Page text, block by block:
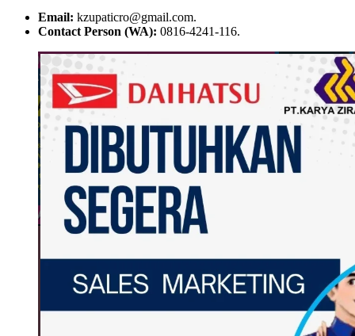
Email: kzupaticro@gmail.com.
Contact Person (WA): 0816-4241-116.